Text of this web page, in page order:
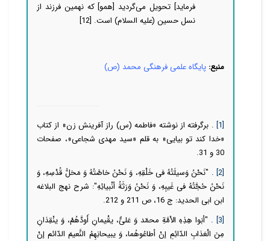
فرماید] تحویل مى‌گردید [همو] كه نهمین فرزند از
نسل حسین (علیه السلام) است.
[12]
منبع:پایگاه علمی فرهنگی محمد (ص)
[1] . برگرفته از نوشته «فاطمه (س) راز آفرینش زن» از کتاب
«خدا کند تو بیایی» به قلم «سید مهدی شجاعی»، صفحات
30 و 31.
[2] . "نَحْنُ وَسیلَتُهُ فى خَلْقِهِ، وَ نَحْنُ خاصَّتُهُ وَ مَحَلُّ قُدْسِهِ، وَ
نَحْنُ حُجَّتُهُ فى غَیبِهِ، وَ نَحْنُ وَرَثَةُ أنْبیائِهِ": شرح نهج البلاغه
ابن ابى الحدید: ج 16، ص 211 و 212.
[3] . "أبَوا هِذِهِ الاْمَّةِ محمّد وَ عَلىٌّ، یقْیمانِ أَودَّهُمْ، وَ ینْقِذانِ
مِنَ الْعَذابِ الدّائِمِ إنْ أطاعُوهُما، وَ یبیحانِهِمُ النَّعیمَ الدّائم إنْ